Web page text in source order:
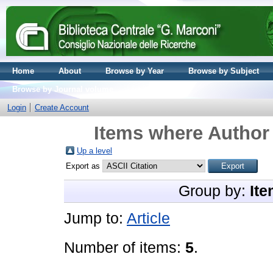
Home About Browse by Year
Browse by Subject
Browse by Journal volume
Login
Create Account
Items where
Up a level
Export as
Group by:
Jump to: Article
Number of items: 5.